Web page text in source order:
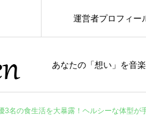
あなたの「想い」を音
運営者プロフィー
3名の食生活を大暴露！ヘルシーな体型が